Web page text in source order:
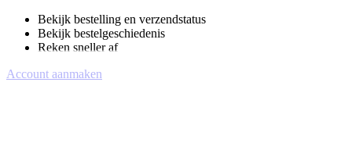
Bekijk bestelling en verzendstatus
Bekijk bestelgeschiedenis
Reken sneller af
Account aanmaken